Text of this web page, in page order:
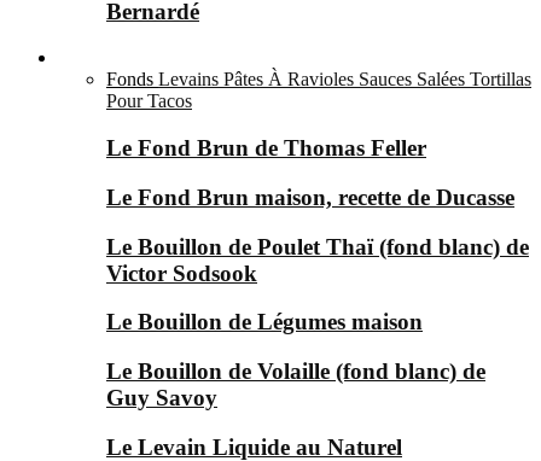
Bernardé
Fonds Levains Pâtes À Ravioles Sauces Salées Tortillas
Pour Tacos
Le Fond Brun de Thomas Feller
Le Fond Brun maison, recette de Ducasse
Le Bouillon de Poulet Thaï (fond blanc) de
Victor Sodsook
Le Bouillon de Légumes maison
Le Bouillon de Volaille (fond blanc) de
Guy Savoy
Le Levain Liquide au Naturel